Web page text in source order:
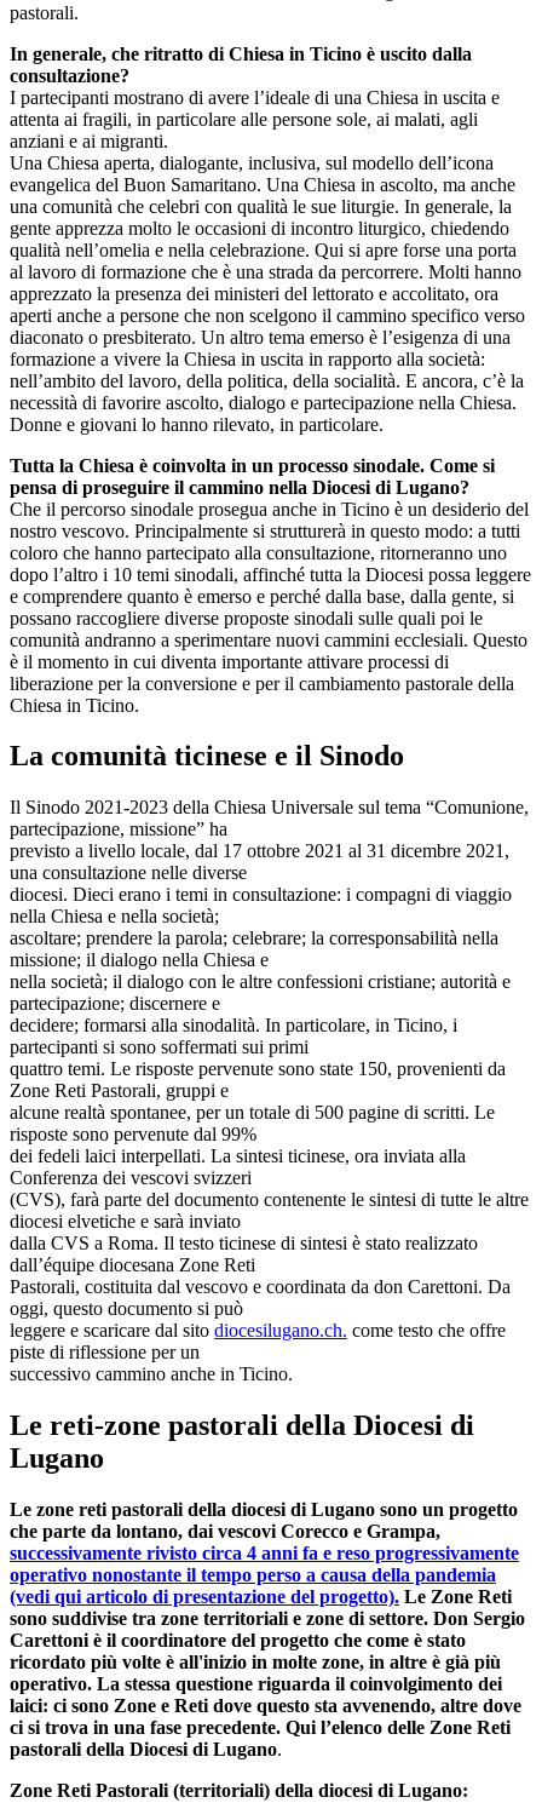
pastorali.
In generale, che ritratto di Chiesa in Ticino è uscito dalla
consultazione?
I partecipanti mostrano di avere l’ideale di una Chiesa in uscita e
attenta ai fragili, in particolare alle persone sole, ai malati, agli
anziani e ai migranti.
Una Chiesa aperta, dialogante, inclusiva, sul modello dell’icona
evangelica del Buon Samaritano. Una Chiesa in ascolto, ma anche
una comunità che celebri con qualità le sue liturgie. In generale, la
gente apprezza molto le occasioni di incontro liturgico, chiedendo
qualità nell’omelia e nella celebrazione. Qui si apre forse una porta
al lavoro di formazione che è una strada da percorrere. Molti hanno
apprezzato la presenza dei ministeri del lettorato e accolitato, ora
aperti anche a persone che non scelgono il cammino specifico verso
diaconato o presbiterato. Un altro tema emerso è l’esigenza di una
formazione a vivere la Chiesa in uscita in rapporto alla società:
nell’ambito del lavoro, della politica, della socialità. E ancora, c’è la
necessità di favorire ascolto, dialogo e partecipazione nella Chiesa.
Donne e giovani lo hanno rilevato, in particolare.
Tutta la Chiesa è coinvolta in un processo sinodale. Come si
pensa di proseguire il cammino nella Diocesi di Lugano?
Che il percorso sinodale prosegua anche in Ticino è un desiderio del
nostro vescovo. Principalmente si strutturerà in questo modo: a tutti
coloro che hanno partecipato alla consultazione, ritorneranno uno
dopo l’altro i 10 temi sinodali, affinché tutta la Diocesi possa leggere
e comprendere quanto è emerso e perché dalla base, dalla gente, si
possano raccogliere diverse proposte sinodali sulle quali poi le
comunità andranno a sperimentare nuovi cammini ecclesiali. Questo
è il momento in cui diventa importante attivare processi di
liberazione per la conversione e per il cambiamento pastorale della
Chiesa in Ticino.
La comunità ticinese e il Sinodo
Il Sinodo 2021-2023 della Chiesa Universale sul tema “Comunione,
partecipazione, missione” ha
previsto a livello locale, dal 17 ottobre 2021 al 31 dicembre 2021,
una consultazione nelle diverse
diocesi. Dieci erano i temi in consultazione: i compagni di viaggio
nella Chiesa e nella società;
ascoltare; prendere la parola; celebrare; la corresponsabilità nella
missione; il dialogo nella Chiesa e
nella società; il dialogo con le altre confessioni cristiane; autorità e
partecipazione; discernere e
decidere; formarsi alla sinodalità. In particolare, in Ticino, i
partecipanti si sono soffermati sui primi
quattro temi. Le risposte pervenute sono state 150, provenienti da
Zone Reti Pastorali, gruppi e
alcune realtà spontanee, per un totale di 500 pagine di scritti. Le
risposte sono pervenute dal 99%
dei fedeli laici interpellati. La sintesi ticinese, ora inviata alla
Conferenza dei vescovi svizzeri
(CVS), farà parte del documento contenente le sintesi di tutte le altre
diocesi elvetiche e sarà inviato
dalla CVS a Roma. Il testo ticinese di sintesi è stato realizzato
dall’équipe diocesana Zone Reti
Pastorali, costituita dal vescovo e coordinata da don Carettoni. Da
oggi, questo documento si può
leggere e scaricare dal sito diocesilugano.ch. come testo che offre
piste di riflessione per un
successivo cammino anche in Ticino.
Le reti-zone pastorali della Diocesi di
Lugano
Le zone reti pastorali della diocesi di Lugano sono un progetto
che parte da lontano, dai vescovi Corecco e Grampa,
successivamente rivisto circa 4 anni fa e reso progressivamente
operativo nonostante il tempo perso a causa della pandemia
(vedi qui articolo di presentazione del progetto). Le Zone Reti
sono suddivise tra zone territoriali e zone di settore. Don Sergio
Carettoni è il coordinatore del progetto che come è stato
ricordato più volte è all'inizio in molte zone, in altre è già più
operativo. La stessa questione riguarda il coinvolgimento dei
laici: ci sono Zone e Reti dove questo sta avvenendo, altre dove
ci si trova in una fase precedente. Qui l’elenco delle Zone Reti
pastorali della Diocesi di Lugano.
Zone Reti Pastorali (territoriali) della diocesi di Lugano: